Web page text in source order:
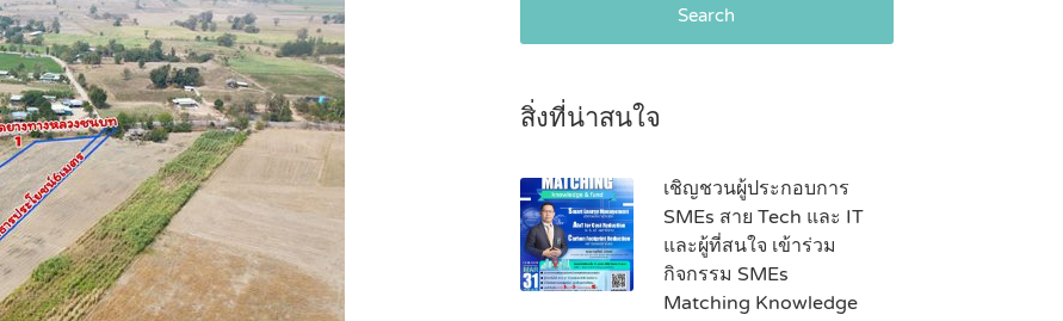
Search
สิ่งที่น่าสนใจ
เชิญชวนผู้ประกอบการ
SMEs สาย Tech และ IT
และผู้ที่สนใจ เข้าร่วม
กิจกรรม SMEs
Matching Knowledge